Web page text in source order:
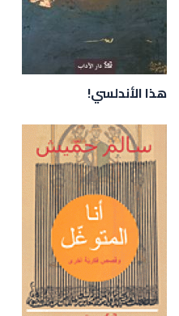
هذا الأندلسي!